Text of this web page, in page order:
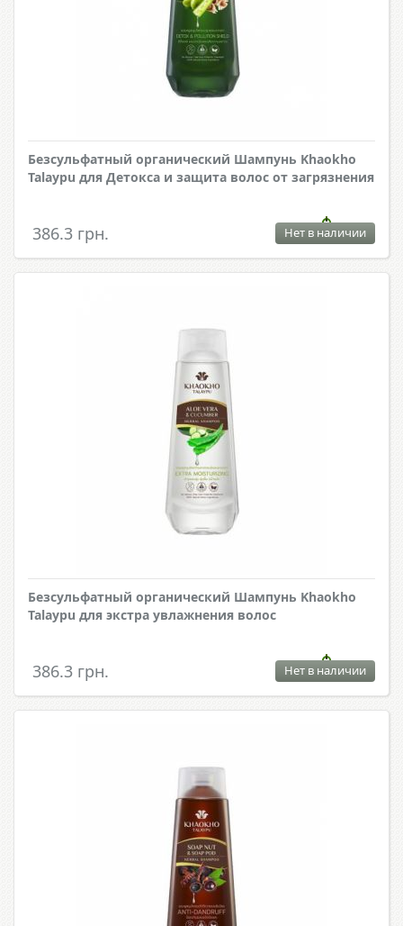
Безсульфатный органический Шампунь Khaokho
Talaypu для Детокса и защита волос от загрязнения
386.3 грн. Нет в наличии
Безсульфатный органический Шампунь Khaokho
Talaypu для экстра увлажнения волос
386.3 грн. Нет в наличии